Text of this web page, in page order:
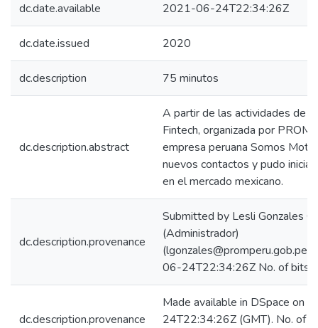
dc.date.available 2021-06-24T22:34:26Z
dc.date.issued 2020
dc.description 75 minutos
dc.description.abstract
A partir de las actividades de
Fintech, organizada por
empresa peruana Somos
nuevos contactos y pudo
en el mercado mexicano.
dc.description.provenance
Submitted by Lesli Gonzales
(Administrador)
06-24T22:34:26Z No. of
dc.description.provenance
Made available in DSpace on
24T22:34:26Z (GMT). No. of